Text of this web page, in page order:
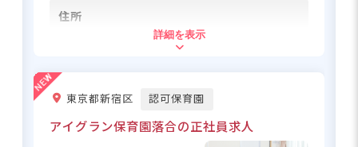
保育スキルを活かしてみませ
重視の職場】 年間休日は120
日確保されており、プライベ
ートとの両立をしっかりサポ
ート！残業も少なめなので、
住所
東京都板橋区氷川町27-2
東武東上線 「大山駅」より徒歩10分
り徒歩8分
詳細を表示
東京都新宿区 認可保育園
アイグラン保育園落合の正社員求人